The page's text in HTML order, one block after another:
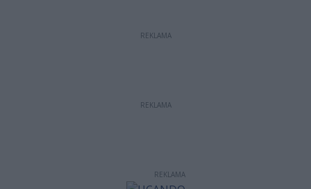
REKLAMA
REKLAMA
REKLAMA